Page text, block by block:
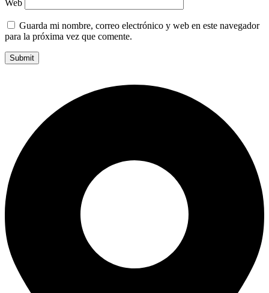
Web
Guarda mi nombre, correo electrónico y web en este navegador
para la próxima vez que comente.